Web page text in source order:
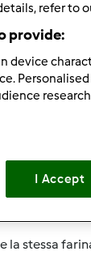
un po di
po...visto
il
che sto
so se si sente
la stessa
refer to
provide:
device
I Accept